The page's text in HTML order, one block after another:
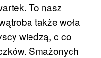
To nasz
także woła
wiedzą, o co
Smażonych